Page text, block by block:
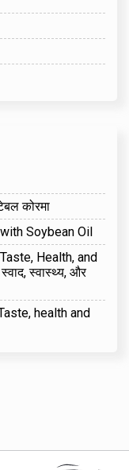
कोरमा
Soybean Oil
Health, and
स्वास्थ्य, और
health and